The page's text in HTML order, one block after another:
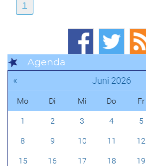
1
Agenda
« Juni 2026
Mo Di Mi Do Fr
1 2 3 4 5
8 9 10 11 12
15 16 17 18 19